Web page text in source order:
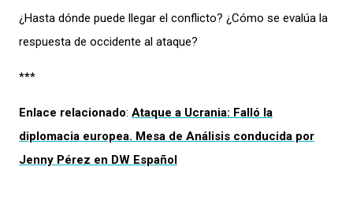
¿Hasta dónde puede llegar el conflicto? ¿Cómo se evalúa la
respuesta de occidente al ataque?
***
Enlace relacionado: Ataque a Ucrania: Falló la
diplomacia europea. Mesa de Análisis conducida por
Jenny Pérez en DW Español